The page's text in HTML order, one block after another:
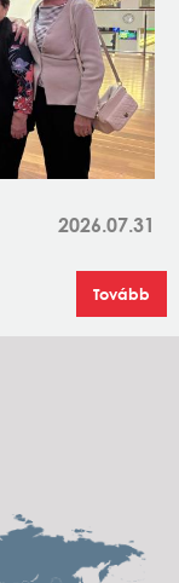
2026.07.31
Tovább